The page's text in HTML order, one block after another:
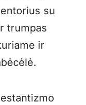
su
trumpas
ir